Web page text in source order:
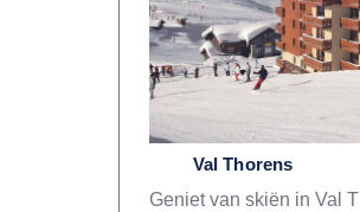
Val Thorens
Geniet van skiën in Val